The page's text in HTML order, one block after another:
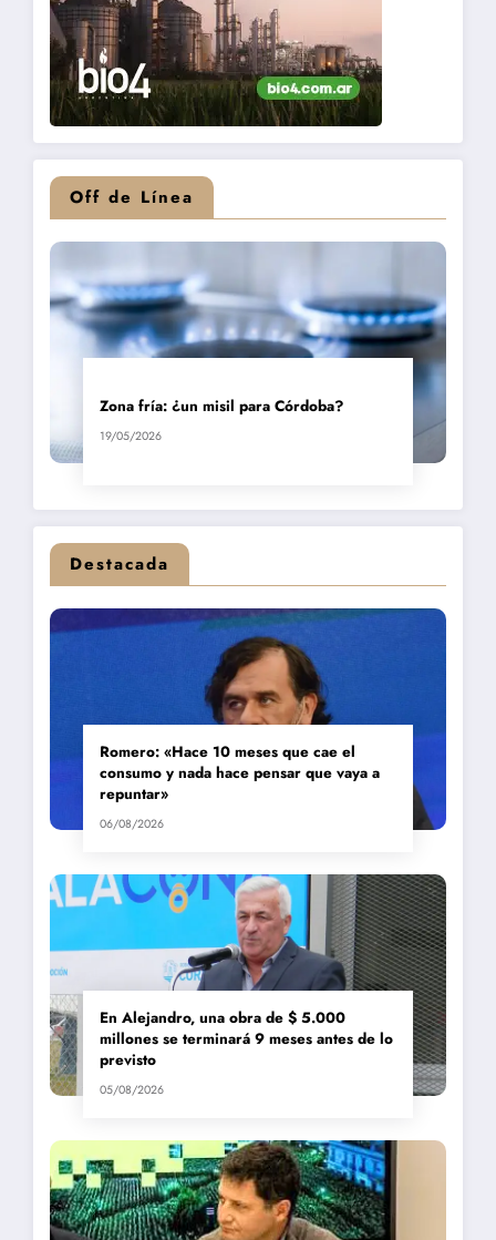
Off de Línea
Zona fría: ¿un misil para Córdoba?
19/05/2026
Destacada
Romero: «Hace 10 meses que cae el
consumo y nada hace pensar que vaya a
repuntar»
06/08/2026
En Alejandro, una obra de $ 5.000
millones se terminará 9 meses antes de lo
previsto
05/08/2026